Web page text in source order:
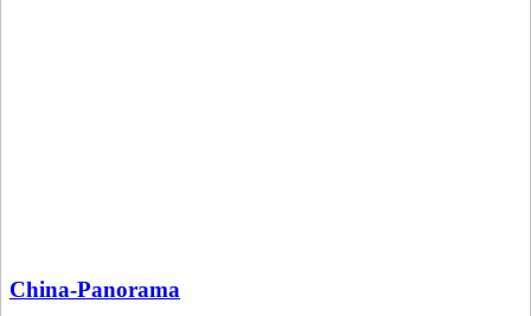
China-Panorama